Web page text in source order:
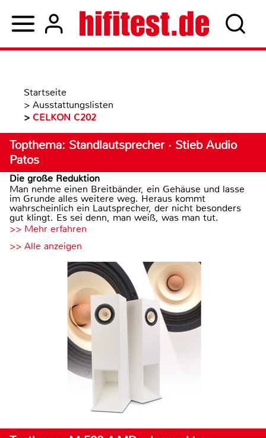
Startseite
> Ausstattungslisten
> CELKON C202
Topthema: Standlautsprecher · Stieb Audio
Patos
Die große Reduktion
Man nehme einen Breitbänder, ein Gehäuse und lasse
im Grunde alles weitere weg. Heraus kommt
wahrscheinlich ein Lautsprecher, der nicht besonders
gut klingt. Es sei denn, man weiß, was man tut.
>> Mehr erfahren
>> Alle anzeigen